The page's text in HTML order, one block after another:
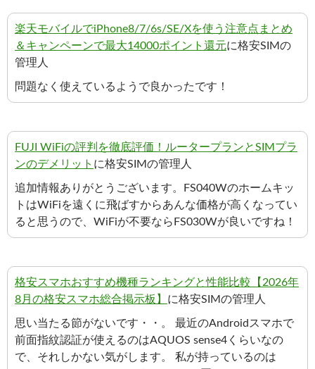
楽天モバイルでiPhone8/7/6s/SE/Xを使う注意点まとめ
＆キャンペーンで最大14000ポイント還元に格安SIMの
管理人
問題なく使えているようで良かったです！
FUJI WiFiの評判を徹底評価！ルータープランとSIMプラ
ンのデメリット に格安SIMの管理人
追加情報ありがとうございます。FS040Wのホームキッ
トはWiFiを遠くに飛ばすからあんな価格が高くなってい
ると思うので、WiFiが不要ならFS030Wが良いですね！
格安スマホおすすめ機種ランキングと性能比較【2026年
8月の格安スマホ総合掲示板】 に格安SIMの管理人
思い当たる節がないです・・。 最近のAndroidスマホで
前面指紋認証が使えるのはAQUOS sense4くらいなの
で、それしかない気がします。 私が持っているのは